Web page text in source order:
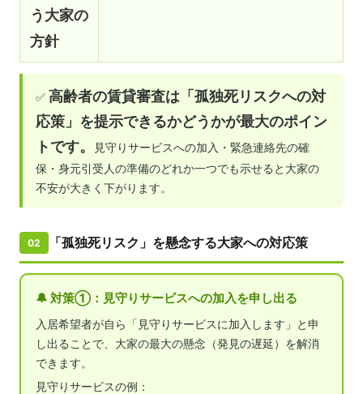
う大家の
方針
✅ 高齢者の賃貸審査は「孤独死リスクへの対
応策」を提示できるかどうかが最大のポイン
トです。
見守りサービスへの加入・緊急連絡先の確
保・身元引受人の準備のどれか一つでも示せると大家の
不安が大きく下がります。
02 「孤独死リスク」を懸念する大家への対応策
🔔 対策①：見守りサービスへの加入を申し出る
入居希望者が自ら「見守りサービスに加入します」と申
し出ることで、大家の最大の懸念（発見の遅延）を解消
できます。
見守りサービスの例：